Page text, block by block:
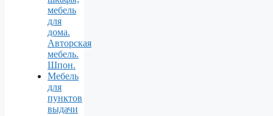
мебель
для
дома.
Авторская
мебель.
Шпон.
Мебель
для
пунктов
выдачи